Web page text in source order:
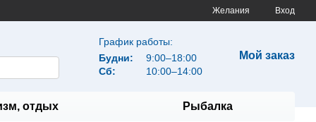
Желания Вход
График работы:
Будни:
9:00–18:00
Сб:
10:00–14:00
Мой заказ
отдых Рыбалка